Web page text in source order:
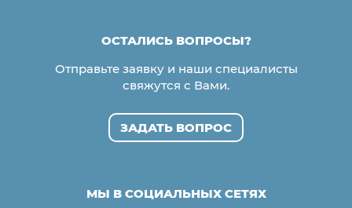
ОСТАЛИСЬ ВОПРОСЫ?
Отправьте заявку и наши специалисты
свяжутся с Вами.
ЗАДАТЬ ВОПРОС
МЫ В СОЦИАЛЬНЫХ СЕТЯХ